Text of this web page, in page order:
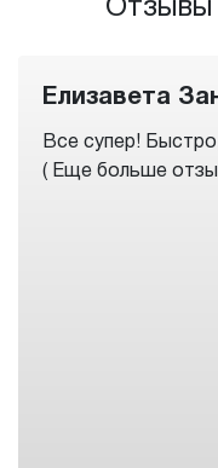
Отзывы
Елизавета
Все супер!
( Еще больше